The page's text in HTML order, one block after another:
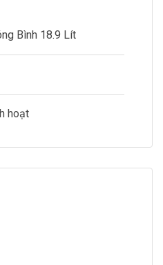
Bình 18.9 Lít
hoạt